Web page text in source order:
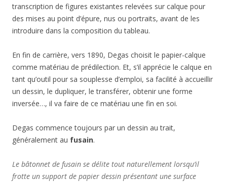
transcription de figures existantes relevées sur calque pour
des mises au point d’épure, nus ou portraits, avant de les
introduire dans la composition du tableau.
En fin de carrière, vers 1890, Degas choisit le papier-calque
comme matériau de prédilection. Et, s’il apprécie le calque en
tant qu’outil pour sa souplesse d’emploi, sa facilité à accueillir
un dessin, le dupliquer, le transférer, obtenir une forme
inversée…, il va faire de ce matériau une fin en soi.
Degas commence toujours par un dessin au trait,
généralement au fusain.
Le bâtonnet de fusain se délite tout naturellement lorsqu’il
frotte un support de papier dessin présentant une surface